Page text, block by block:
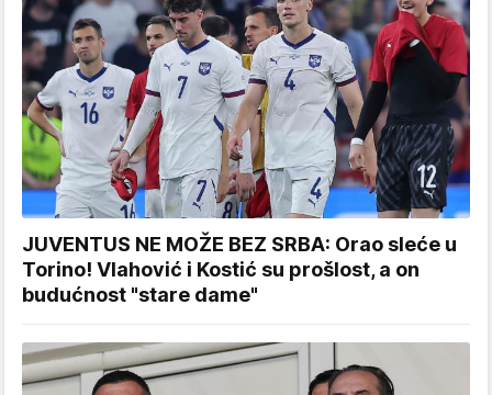
JUVENTUS NE MOŽE BEZ SRBA: Orao sleće u
Torino! Vlahović i Kostić su prošlost, a on
budućnost "stare dame"